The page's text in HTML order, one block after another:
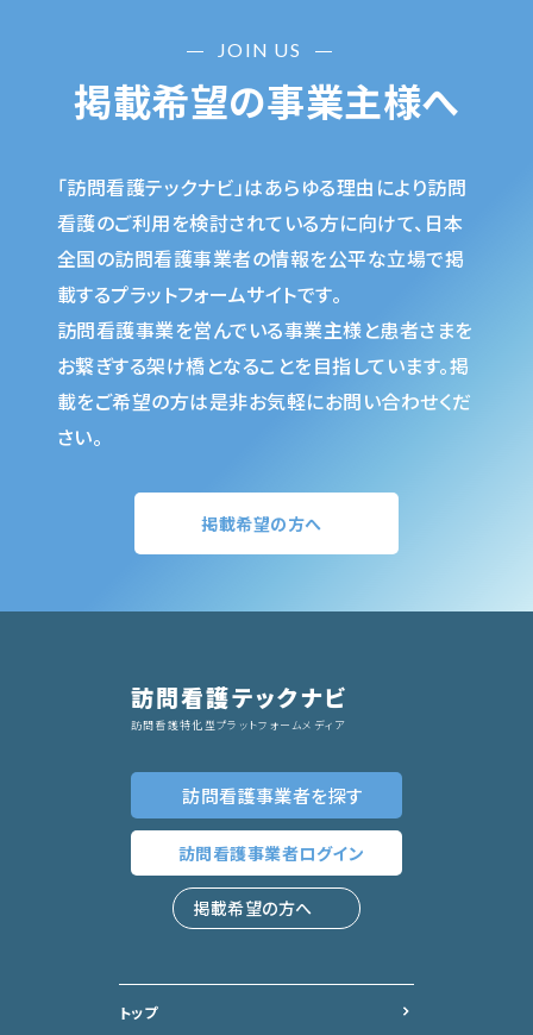
JOIN US
掲載希望の事業主様へ
「訪問看護テックナビ」はあらゆる理由により訪問
看護のご利用を検討されている方に向けて、日本
全国の訪問看護事業者の情報を公平な立場で掲
載するプラットフォームサイトです。
訪問看護事業を営んでいる事業主様と患者さまを
お繋ぎする架け橋となることを目指しています。掲
載をご希望の方は是非お気軽にお問い合わせくだ
さい。
掲載希望の方へ
訪問看護テックナビ
訪問看護特化型プラットフォームメディア
訪問看護事業者を探す
訪問看護事業者ログイン
掲載希望の方へ
トップ